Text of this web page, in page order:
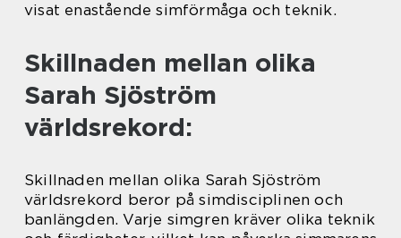
visat enastående simförmåga och teknik.
Skillnaden mellan olika
Sarah Sjöström
världsrekord:
Skillnaden mellan olika Sarah Sjöström
världsrekord beror på simdisciplinen och
banlängden. Varje simgren kräver olika teknik